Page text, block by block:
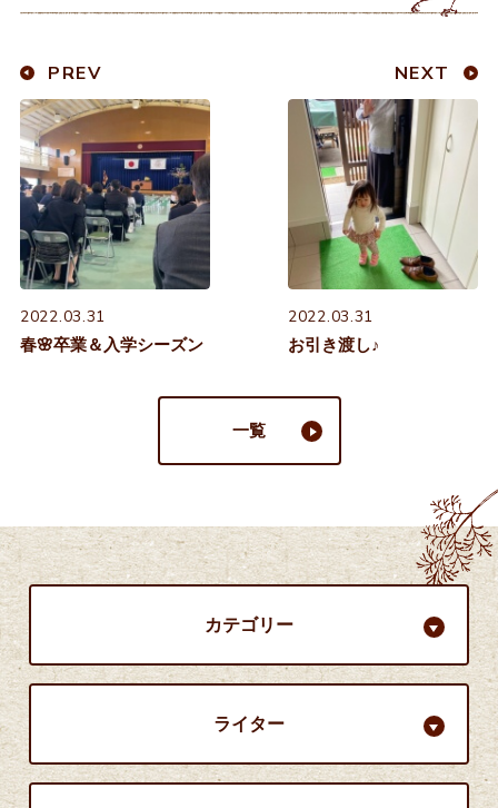
PREV
2022.03.31
春🌸卒業＆入学シーズン
NEXT
2022.03.31
お引き渡し♪
一覧
カテゴリー
ライター